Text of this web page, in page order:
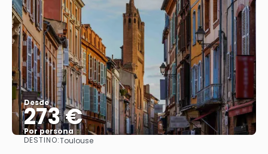
Desde
273 €
Por persona
DESTINO:Toulouse